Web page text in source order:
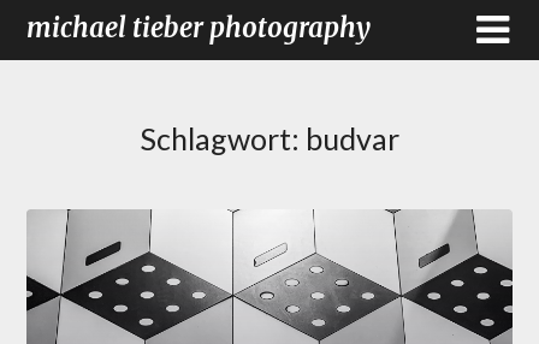
michael tieber photography
Schlagwort: budvar